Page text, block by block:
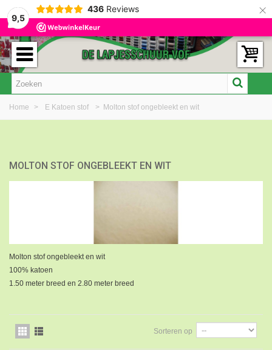
9,5
436 Reviews ×
Home > E Katoen stof > Molton stof ongebleekt en wit
MOLTON STOF ONGEBLEEKT EN WIT
Molton stof ongebleekt en wit
100% katoen
1.50 meter breed en 2.80 meter breed
Sorteren op